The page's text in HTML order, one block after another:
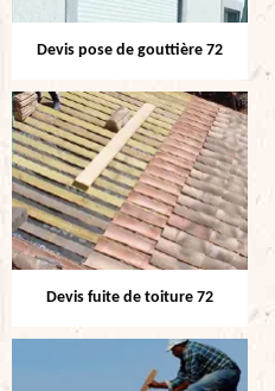
Devis pose de gouttière 72
Devis fuite de toiture 72